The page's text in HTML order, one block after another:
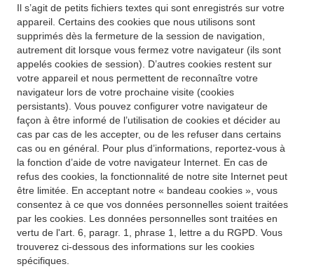
Il s’agit de petits fichiers textes qui sont enregistrés sur votre
appareil. Certains des cookies que nous utilisons sont
supprimés dès la fermeture de la session de navigation,
autrement dit lorsque vous fermez votre navigateur (ils sont
appelés cookies de session). D’autres cookies restent sur
votre appareil et nous permettent de reconnaître votre
navigateur lors de votre prochaine visite (cookies
persistants). Vous pouvez configurer votre navigateur de
façon à être informé de l’utilisation de cookies et décider au
cas par cas de les accepter, ou de les refuser dans certains
cas ou en général. Pour plus d’informations, reportez-vous à
la fonction d’aide de votre navigateur Internet. En cas de
refus des cookies, la fonctionnalité de notre site Internet peut
être limitée. En acceptant notre « bandeau cookies », vous
consentez à ce que vos données personnelles soient traitées
par les cookies. Les données personnelles sont traitées en
vertu de l'art. 6, paragr. 1, phrase 1, lettre a du RGPD. Vous
trouverez ci-dessous des informations sur les cookies
spécifiques.